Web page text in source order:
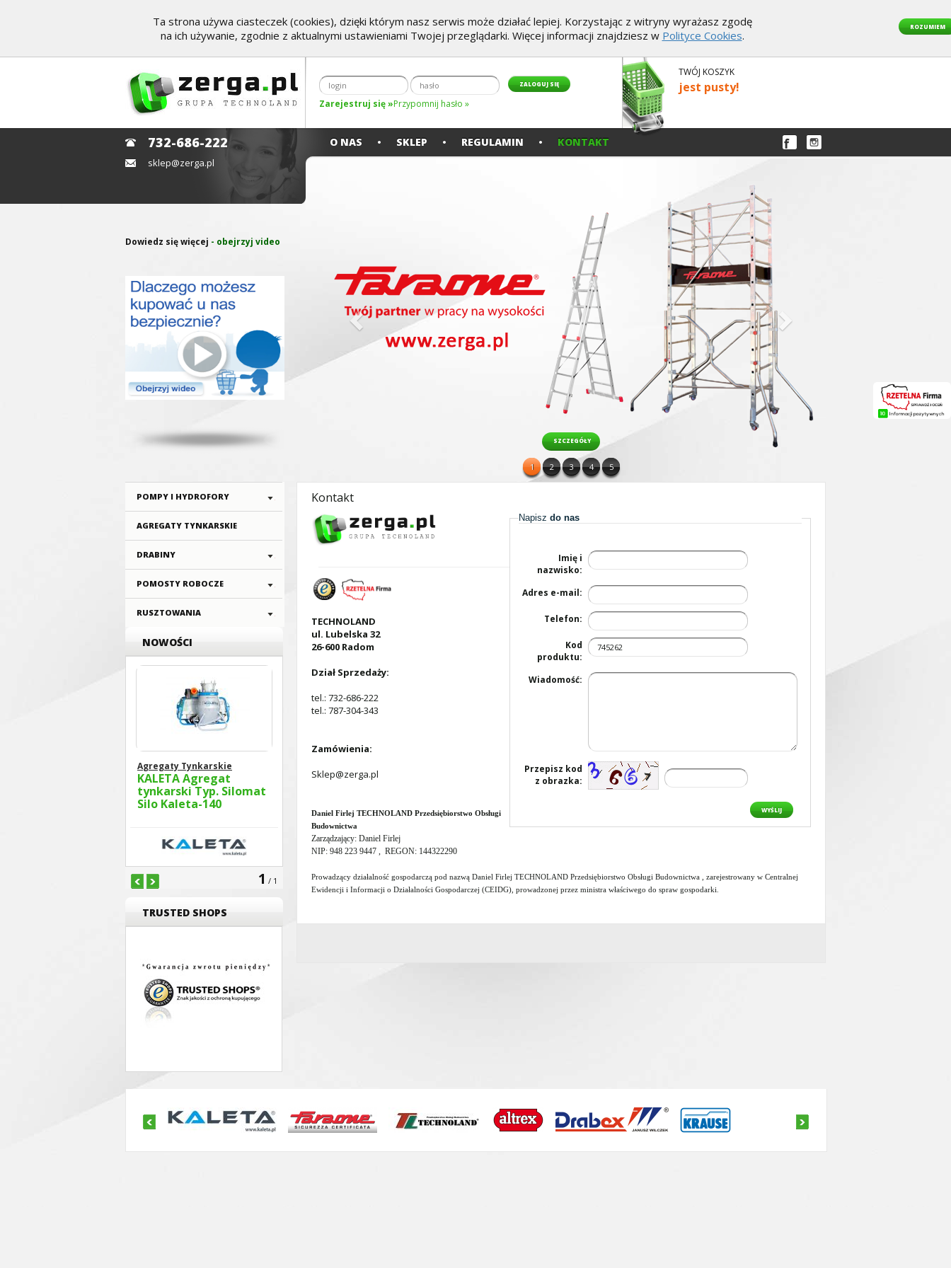
ROZUMIEM
Ta strona używa ciasteczek (cookies), dzięki którym nasz serwis może działać lepiej. Korzystając z witryny wyrażasz zgodę
na ich używanie, zgodnie z aktualnymi ustawieniami Twojej przeglądarki. Więcej informacji znajdziesz w Polityce Cookies.
Zarejestruj się »Przypomnij hasło »
TWÓJ KOSZYK
jest pusty!
732-686-222
sklep@zerga.pl
O NAS SKLEP REGULAMIN KONTAKT
Dowiedz się więcej - obejrzyj video
SZCZEGÓŁY
1 2 3 4 5
POMPY I HYDROFORY
AGREGATY TYNKARSKIE
DRABINY
POMOSTY ROBOCZE
RUSZTOWANIA
NOWOŚCI
Agregaty Tynkarskie
KALETA Agregat
tynkarski Typ. Silomat
Silo Kaleta-140
1 / 1
TRUSTED SHOPS
Kontakt
Napisz do nas
Imię i
nazwisko:
Adres e-mail:
Telefon:
Kod
produktu:
Wiadomość:
Przepisz kod
z obrazka:
WYŚLIJ
TECHNOLAND
ul. Lubelska 32
26-600 Radom
Dział Sprzedaży:
tel.: 732-686-222
tel.: 787-304-343
Zamówienia:
Sklep@zerga.pl
Daniel Firlej TECHNOLAND Przedsiębiorstwo Obsługi
Budownictwa
Zarządzający: Daniel Firlej
NIP: 948 223 9447 , REGON: 144322290
Prowadzący działalność gospodarczą pod nazwą Daniel Firlej TECHNOLAND Przedsiębiorstwo Obsługi Budownictwa , zarejestrowany w Centralnej
Ewidencji i Informacji o Działalności Gospodarczej (CEIDG), prowadzonej przez ministra właściwego do spraw gospodarki